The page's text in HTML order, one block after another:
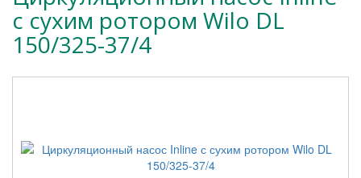
с сухим ротором Wilo DL
150/325-37/4